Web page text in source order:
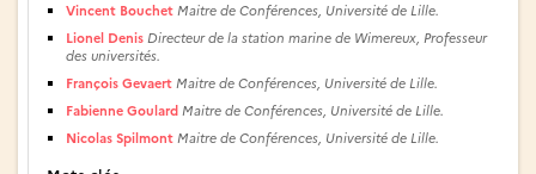
Vincent Bouchet Maitre de Conférences, Université de Lille.
Lionel Denis Directeur de la station marine de Wimereux, Professeur
des universités.
François Gevaert Maitre de Conférences, Université de Lille.
Fabienne Goulard Maitre de Conférences, Université de Lille.
Nicolas Spilmont Maitre de Conférences, Université de Lille.